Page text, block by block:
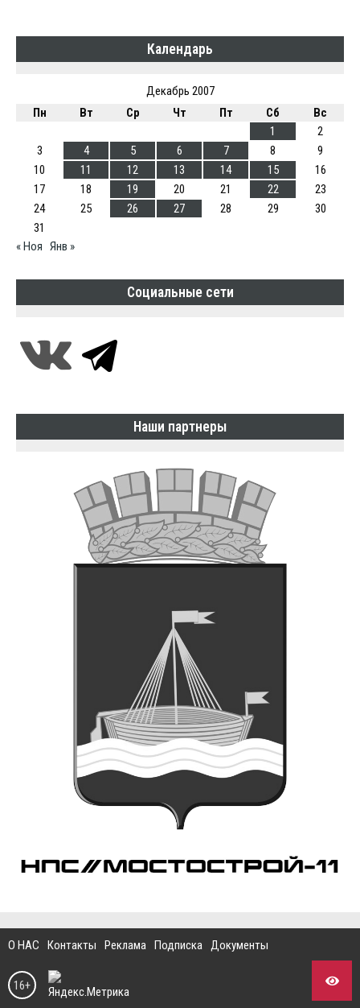
Календарь
Декабрь 2007
Пн
Вт Ср Чт Пт Сб
Вс
1
2
3
4 5 6 7 8
9
10
11 12 13 14 15
16
17
18 19 20 21 22
23
24
25 26 27 28 29
30
31
« Ноя Янв »
Социальные сети
Наши партнеры
О НАС Контакты Реклама Подписка Документы
16+